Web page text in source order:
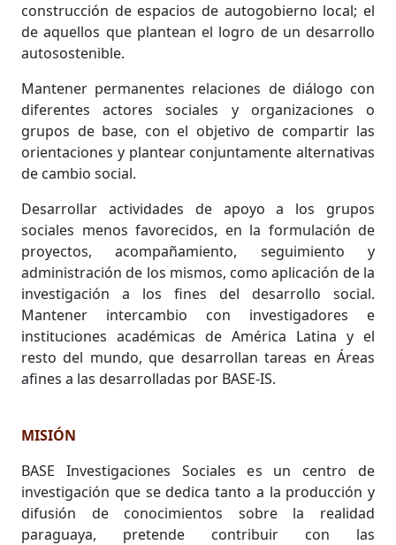
construcción de espacios de autogobierno local; el
de aquellos que plantean el logro de un desarrollo
autosostenible.
Mantener permanentes relaciones de diálogo con
diferentes actores sociales y organizaciones o
grupos de base, con el objetivo de compartir las
orientaciones y plantear conjuntamente alternativas
de cambio social.
Desarrollar actividades de apoyo a los grupos
sociales menos favorecidos, en la formulación de
proyectos, acompañamiento, seguimiento y
administración de los mismos, como aplicación de la
investigación a los fines del desarrollo social.
Mantener intercambio con investigadores e
instituciones académicas de América Latina y el
resto del mundo, que desarrollan tareas en Áreas
afines a las desarrolladas por BASE-IS.
MISIÓN
BASE Investigaciones Sociales es un centro de
investigación que se dedica tanto a la producción y
difusión de conocimientos sobre la realidad
paraguaya, pretende contribuir con las